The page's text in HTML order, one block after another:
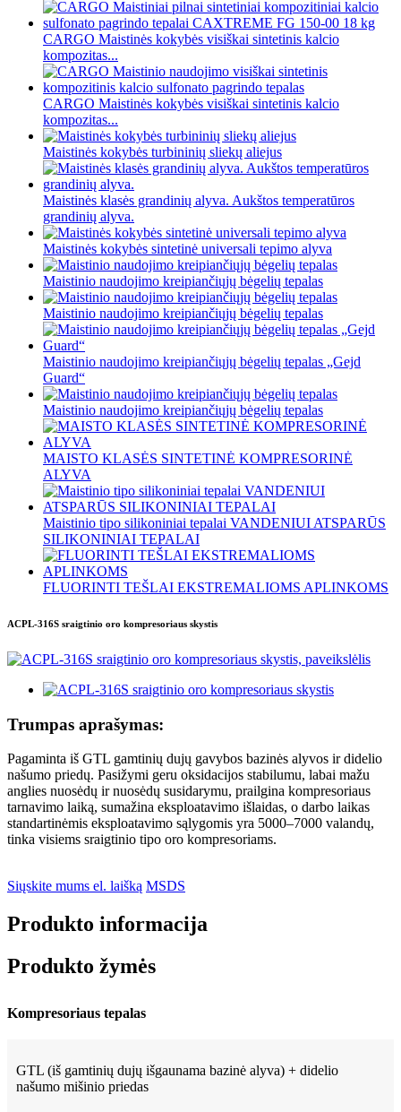
CARGO Maistinės kokybės visiškai sintetinis kalcio
kompozitas...
CARGO Maistinės kokybės visiškai sintetinis kalcio
kompozitas...
Maistinės kokybės turbininių sliekų aliejus
Maistinės klasės grandinių alyva. Aukštos temperatūros
grandinių alyva.
Maistinės kokybės sintetinė universali tepimo alyva
Maistinio naudojimo kreipiančiųjų bėgelių tepalas
Maistinio naudojimo kreipiančiųjų bėgelių tepalas
Maistinio naudojimo kreipiančiųjų bėgelių tepalas „Gejd
Guard“
Maistinio naudojimo kreipiančiųjų bėgelių tepalas
MAISTO KLASĖS SINTETINĖ KOMPRESORINĖ
ALYVA
Maistinio tipo silikoniniai tepalai VANDENIUI ATSPARŪS
SILIKONINIAI TEPALAI
FLUORINTI TEŠLAI EKSTREMALIOMS APLINKOMS
ACPL-316S sraigtinio oro kompresoriaus skystis
Trumpas aprašymas:
Pagaminta iš GTL gamtinių dujų gavybos bazinės alyvos ir didelio
našumo priedų. Pasižymi geru oksidacijos stabilumu, labai mažu
anglies nuosėdų ir nuosėdų susidarymu, prailgina kompresoriaus
tarnavimo laiką, sumažina eksploatavimo išlaidas, o darbo laikas
standartinėmis eksploatavimo sąlygomis yra 5000–7000 valandų,
tinka visiems sraigtinio tipo oro kompresoriams.
Siųskite mums el. laišką MSDS
Produkto informacija
Produkto žymės
Kompresoriaus tepalas
GTL (iš gamtinių dujų išgaunama bazinė alyva) + didelio
našumo mišinio priedas